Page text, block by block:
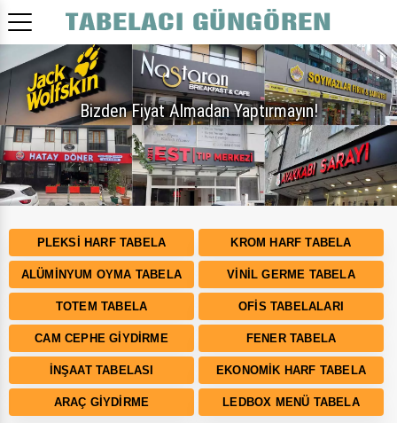
Bizden Fiyat Almadan Yaptırmayın!
PLEKSI HARF TABELA KROM HARF TABELA
ALÜMINYUM OYMA TABELA VINIL GERME TABELA
TOTEM TABELA OFIS TABELALARI
CAM CEPHE GIYDIRME FENER TABELA
İNŞAAT TABELASI EKONOMIK HARF TABELA
ARAÇ GIYDIRME LEDBOX MENÜ TABELA